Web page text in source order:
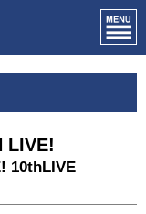
LIVE!
10thLIVE